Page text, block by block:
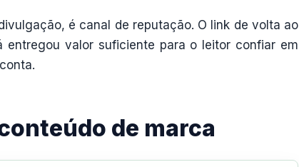
é canal de reputação. O link de volta ao
entregou valor suficiente para o leitor confiar em
de marca